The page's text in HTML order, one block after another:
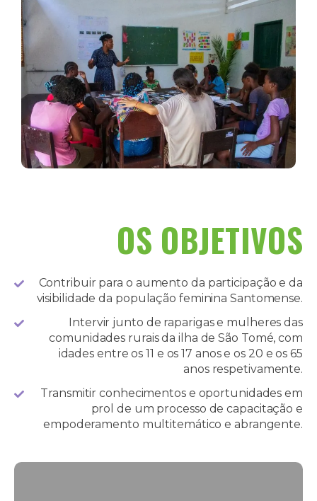
OS OBJETIVOS
Contribuir para o aumento da participação e da
visibilidade da população feminina Santomense.
Intervir junto de raparigas e mulheres das
comunidades rurais da ilha de São Tomé, com
idades entre os 11 e os 17 anos e os 20 e os 65
anos respetivamente.
Transmitir conhecimentos e oportunidades em
prol de um processo de capacitação e
empoderamento multitemático e abrangente.